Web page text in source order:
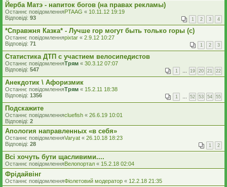
Йерба Матэ - напиток богов (на правах рекламы)
Останнє повідомленняPTAAG « 10.11.12 19:19
Відповіді: 93 1 2 3 4
*Справжня Казка* - Лучше гор могут быть только горы (с)
Останнє повідомленняpixtar « 2.9.12 10:27
Відповіді: 71 1 2 3
Статистика ДТП с участием велосипедистов
Останнє повідомленняТрям « 30.3.12 07:07
Відповіді: 547 1 … 19 20 21 22
Анекдотик \ Афоризмик
Останнє повідомленняТрям « 15.2.11 18:38
Відповіді: 1356 1 … 52 53 54 55
Подскажите
Останнє повідомленняcluefish « 26.6.19 10:01
Відповіді: 2
Апология направленных «в себя»
Останнє повідомленняVaryat « 26.10.18 18:23
Відповіді: 28 1 2
Всі хочуть бути щасливими....
Останнє повідомленняВелопортал « 15.2.18 02:04
Фрідайвінг
Останнє повідомленняФіолетовий модератор « 12.2.18 21:35